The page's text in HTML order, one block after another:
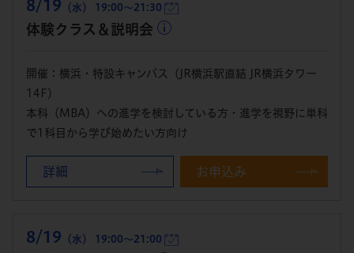
8/19 （水） 19:00～21:30
体験クラス＆説明会
開催：横浜・特設キャンパス（JR横浜駅直結 JR横浜タワー
14F）
本科（MBA）への進学を検討している方・進学を視野に単科
で1科目から学び始めたい方向け
詳細 お申込み
8/19 （水） 19:00～21:00